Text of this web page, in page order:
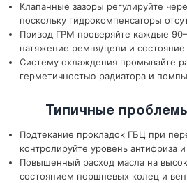
Клапанные зазоры регулируйте
поскольку гидрокомпенсаторы
Привод ГРМ проверяйте каждые
натяжение ремня/цепи и состояние
Систему охлаждения промывайте
герметичностью радиатора и
Типичные
Подтекание прокладок ГБЦ при
контролируйте уровень антифриза
Повышенный расход масла на
состоянием поршневых колец и